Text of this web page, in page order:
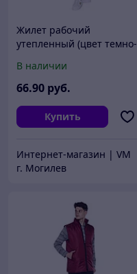
Жилет рабочий
утепленный (цвет темно-
В наличии
66.90 руб.
Купить
Интернет-магазин | VM
г. Могилев